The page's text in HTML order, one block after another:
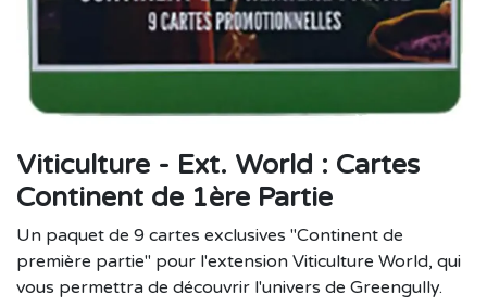
Viticulture - Ext. World : Cartes
Continent de 1ère Partie
Un paquet de 9 cartes exclusives "Continent de
première partie" pour l'extension Viticulture World, qui
vous permettra de découvrir l'univers de Greengully.